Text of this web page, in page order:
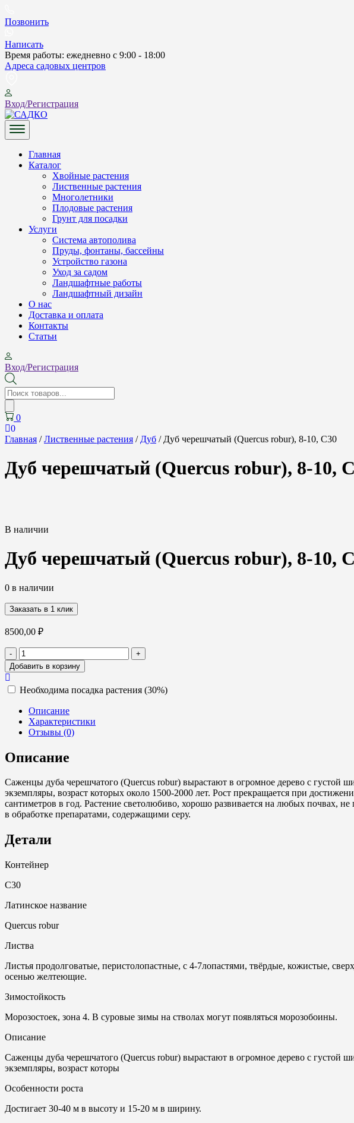
to
Позвонить
Написать
Время работы: ежедневно с 9:00 - 18:00
Адреса садовых центров
Вход/Регистрация
САДКО
Главная
Каталог
Хвойные растения
Лиственные растения
Многолетники
Плодовые растения
Грунт для посадки
Услуги
Система автополива
Пруды, фонтаны, бассейны
Устройство газона
Уход за садом
Ландшафтные работы
Ландшафтный дизайн
О нас
Доставка и оплата
Контакты
Cтатьи
Вход/Регистрация
Поиск
товаров
0
0
Главная /Лиственные растения / Дуб / Дуб черешчатый (Quercus robur), 8-10, С30
Дуб черешчатый (Quercus robur), 8-10,
В наличии
Дуб черешчатый (Quercus robur), 8-10,
0 в наличии
Заказать в 1 клик
8500,00 ₽
-
Количество
товара
Дуб
(Quercus
robur),
8-
10,
С30
+
Добавить в корзину
Необходима посадка растения (30%)
Описание
Характеристики
Отзывы (0)
Описание
Саженцы дуба черешчатого (Quercus robur) вырастают в огромное дерево с густой
экземпляры, возраст которых около 1500-2000 лет. Рост прекращается при
сантиметров в год. Растение светолюбиво, хорошо развивается на любых почвах,
в обработке препаратами, содержащими серу.
Детали
Контейнер
С30
Латинское название
Quercus robur
Листва
Листья продолговатые, перистолопастные, с 4-7лопастями, твёрдые, кожистые,
осенью желтеющие.
Зимостойкость
Морозостоек, зона 4. В суровые зимы на стволах могут появляться морозобоины.
Описание
Саженцы дуба черешчатого (Quercus robur) вырастают в огромное дерево с густой
экземпляры, возраст которы
Особенности роста
Достигает 30-40 м в высоту и 15-20 м в ширину.